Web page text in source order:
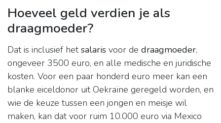
Hoeveel geld verdien je als
draagmoeder?
Dat is inclusief hetsalaris voor de draagmoeder,
ongeveer 3500 euro, en alle medische en juridische
kosten. Voor een paar honderd euro meer kan een
blanke eiceldonor uit Oekraïne geregeld worden, en
wie de keuze tussen een jongen en meisje wil
maken, kan dat voor ruim 10.000 euro via Mexico